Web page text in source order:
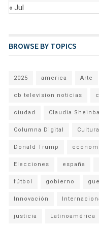
« Jul
BROWSE BY TOPICS
2025 america Arte
cb television noticias
ciudad Claudia
Columna Digital Cultura
Donald Trump
Elecciones españa
fútbol gobierno
Innovación
justicia Latinoamérica